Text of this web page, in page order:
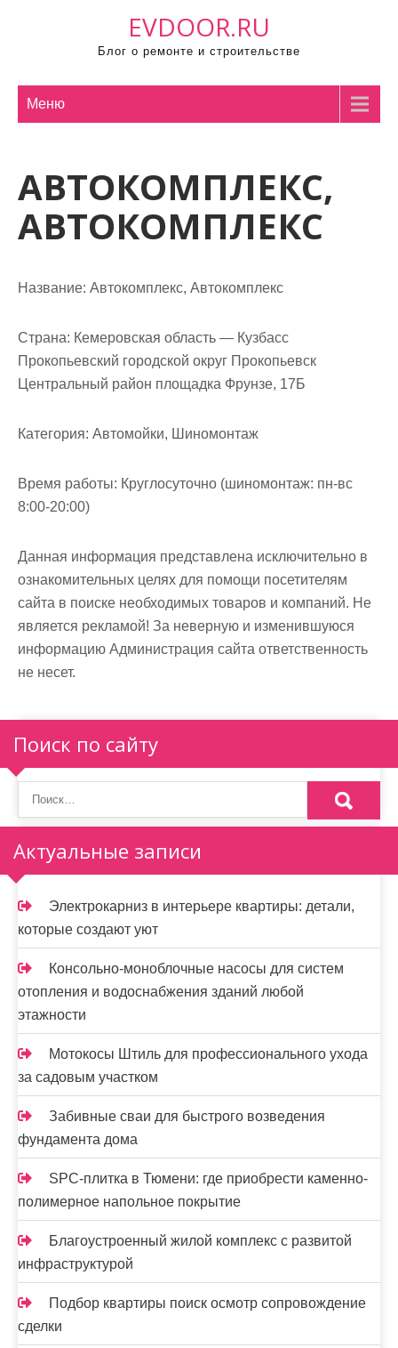
EVDOOR.RU
Блог о ремонте и строительстве
Меню
АВТОКОМПЛЕКС,
АВТОКОМПЛЕКС
Название: Автокомплекс, Автокомплекс
Страна: Кемеровская область — Кузбасс
Прокопьевский городской округ Прокопьевск
Центральный район площадка Фрунзе, 17Б
Категория: Автомойки, Шиномонтаж
Время работы: Круглосуточно (шиномонтаж: пн-вс
8:00-20:00)
Данная информация представлена исключительно в
ознакомительных целях для помощи посетителям
сайта в поиске необходимых товаров и компаний. Не
является рекламой! За неверную и изменившуюся
информацию Администрация сайта ответственность
не несет.
Поиск по сайту
Актуальные записи
Электрокарниз в интерьере квартиры: детали,
которые создают уют
Консольно-моноблочные насосы для систем
отопления и водоснабжения зданий любой
этажности
Мотокосы Штиль для профессионального ухода
за садовым участком
Забивные сваи для быстрого возведения
фундамента дома
SPC-плитка в Тюмени: где приобрести каменно-
полимерное напольное покрытие
Благоустроенный жилой комплекс с развитой
инфраструктурой
Подбор квартиры поиск осмотр сопровождение
сделки